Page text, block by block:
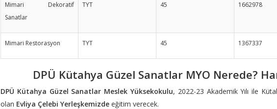
Mimari Dekoratif
Sanatlar
TYT 45 1662978
Mimari Restorasyon TYT 45 1367337
DPÜ Kütahya Güzel Sanatlar MYO Nerede?
DPÜ Kütahya Güzel Sanatlar Meslek Yüksekokulu, 2022-23 Akademik Yılı ile
olan Evliya Çelebi Yerleşkemizde eğitim verecek.